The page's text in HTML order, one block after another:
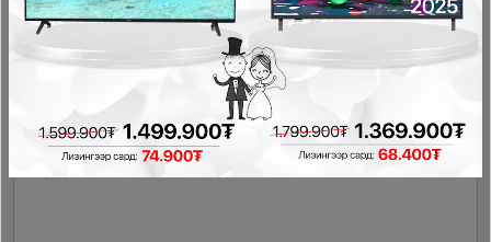
Ashley - Хөл амраагчтай даавуун буйдан 5360425